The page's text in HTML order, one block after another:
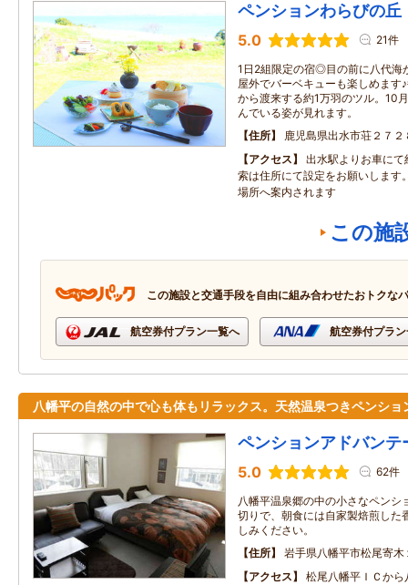
ペンションわらびの丘
5.0 21件
1日2組限定の宿◎目の前に八代海
屋外でバーベキューも楽しめます
から渡来する約1万羽のツル。10
んでいる姿が見れます。
住所
鹿児島県出水市荘２７２
アクセス
出水駅よりお車に
索は住所にて設定をお願いします
場所へ案内されます
この施
この施設と交通手段を自由に組み合わせたおトクな
航空券付プラン一覧へ 航空券付プラ
八幡平の自然の中で心も体もリラックス。天然温泉つきペンショ
ペンションアドバンテ
5.0 62件
八幡平温泉郷の中の小さなペンシ
切りで、朝食には自家製焙煎した
しみください。
住所
岩手県八幡平市松尾寄
アクセス
松尾八幡平ＩＣか